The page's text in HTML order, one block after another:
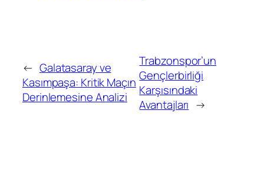
← Galatasaray ve
Kasımpaşa: Kritik Maçın
Derinlemesine Analizi
Trabzonspor’un
Gençlerbirliği
Karşısındaki
Avantajları →